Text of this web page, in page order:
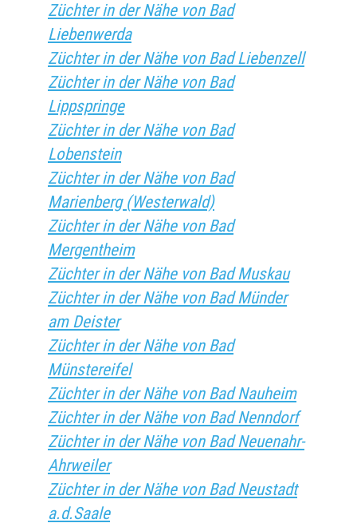
Züchter in der Nähe von Bad
Liebenwerda
Züchter in der Nähe von Bad Liebenzell
Züchter in der Nähe von Bad
Lippspringe
Züchter in der Nähe von Bad
Lobenstein
Züchter in der Nähe von Bad
Marienberg (Westerwald)
Züchter in der Nähe von Bad
Mergentheim
Züchter in der Nähe von Bad Muskau
Züchter in der Nähe von Bad Münder
am Deister
Züchter in der Nähe von Bad
Münstereifel
Züchter in der Nähe von Bad Nauheim
Züchter in der Nähe von Bad Nenndorf
Züchter in der Nähe von Bad Neuenahr-
Ahrweiler
Züchter in der Nähe von Bad Neustadt
a.d.Saale